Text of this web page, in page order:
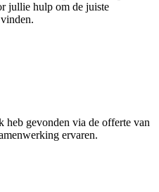
jullie hulp om de juiste
heb gevonden via de offerte van
ervaren.